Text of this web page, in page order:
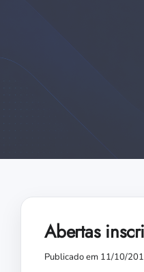
Abertas
Publicado em 11/10/